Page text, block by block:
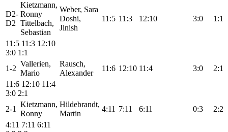
D2-
D2
Kietzmann,
Ronny
Tittelbach,
Sebastian
Weber, Sara
Doshi,
Jinish
11:5 11:3 12:10 3:0 1:1
11:5 11:3 12:10
3:0 1:1
1-2
Vallerien,
Mario
Rausch,
Alexander
11:6 12:10 11:4 3:0
2:1
11:6 12:10 11:4
3:0 2:1
2-1
Kietzmann,
Ronny
Hildebrandt,
Martin
4:11 7:11 6:11 0:3
2:2
4:11 7:11 6:11